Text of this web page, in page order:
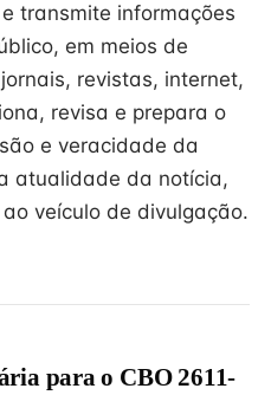
transmite informações
em meios de
revistas, internet,
revisa e prepara o
e veracidade da
atualidade da notícia,
veículo de divulgação.
para o CBO 2611-